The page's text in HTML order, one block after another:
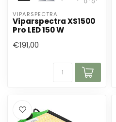
VIPARSPECTRA
Viparspectra XS1500
Pro LED 150 W
€191,00